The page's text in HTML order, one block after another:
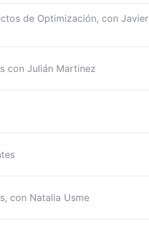
de Optimización, con Javier
con Julián Martinez
con Natalia Usme